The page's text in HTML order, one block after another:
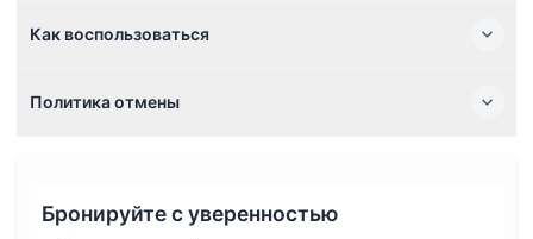
Как воспользоваться
Политика отмены
Бронируйте с уверенностью